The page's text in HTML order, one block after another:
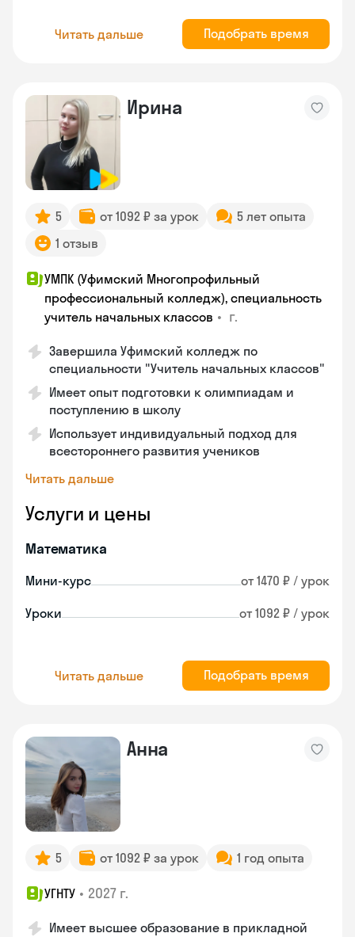
Читать дальше Подобрать время
Ирина
5 от 1092 ₽ за урок
5 лет опыта
1 отзыв
УМПК (Уфимский Многопрофильный
профессиональный колледж), специальность
учитель начальных классов • г.
Завершила Уфимский колледж по
специальности "Учитель начальных классов"
Имеет опыт подготовки к олимпиадам и
поступлению в школу
Использует индивидуальный подход для
всестороннего развития учеников
Читать дальше
Услуги и цены
Математика
Мини-курс от 1470 ₽ / урок
Уроки от 1092 ₽ / урок
Читать дальше Подобрать время
Анна
5 от 1092 ₽ за урок 1 год опыта
УГНТУ • 2027 г.
Имеет высшее образование в прикладной